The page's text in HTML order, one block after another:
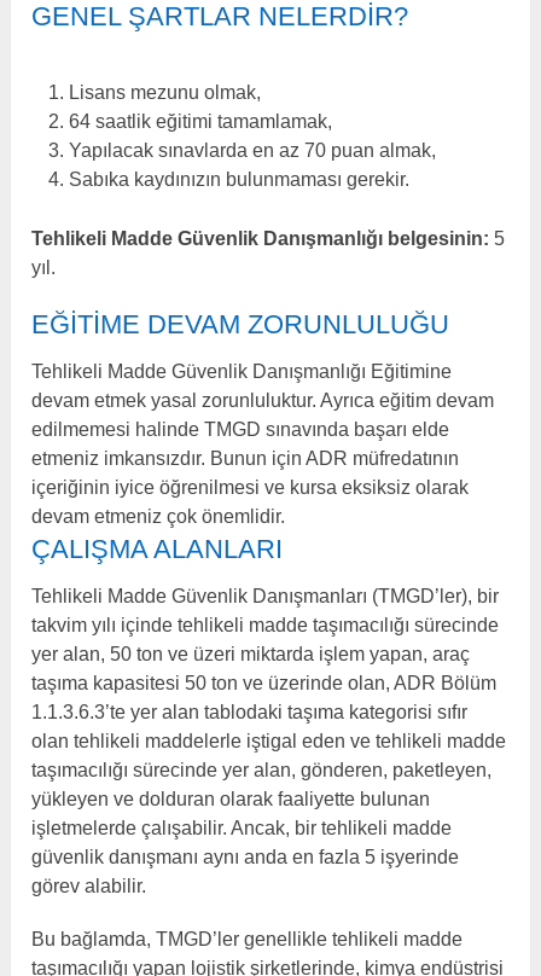
GENEL ŞARTLAR NELERDIR?
Lisans mezunu olmak,
64 saatlik eğitimi tamamlamak,
Yapılacak sınavlarda en az 70 puan almak,
Sabıka kaydınızın bulunmaması gerekir.
Tehlikeli Madde Güvenlik Danışmanlığı belgesinin: 5
yıl.
EĞITIME DEVAM ZORUNLULUĞU
Tehlikeli Madde Güvenlik Danışmanlığı Eğitimine
devam etmek yasal zorunluluktur. Ayrıca eğitim devam
edilmemesi halinde TMGD sınavında başarı elde
etmeniz imkansızdır. Bunun için ADR müfredatının
içeriğinin iyice öğrenilmesi ve kursa eksiksiz olarak
devam etmeniz çok önemlidir.
ÇALIŞMA ALANLARI
Tehlikeli Madde Güvenlik Danışmanları (TMGD’ler), bir
takvim yılı içinde tehlikeli madde taşımacılığı sürecinde
yer alan, 50 ton ve üzeri miktarda işlem yapan, araç
taşıma kapasitesi 50 ton ve üzerinde olan, ADR Bölüm
1.1.3.6.3’te yer alan tablodaki taşıma kategorisi sıfır
olan tehlikeli maddelerle iştigal eden ve tehlikeli madde
taşımacılığı sürecinde yer alan, gönderen, paketleyen,
yükleyen ve dolduran olarak faaliyette bulunan
işletmelerde çalışabilir. Ancak, bir tehlikeli madde
güvenlik danışmanı aynı anda en fazla 5 işyerinde
görev alabilir.
Bu bağlamda, TMGD’ler genellikle tehlikeli madde
taşımacılığı yapan lojistik şirketlerinde, kimya endüstrisi